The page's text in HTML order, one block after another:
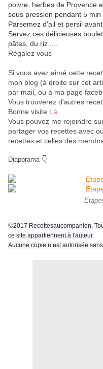
poivre, herbes de Provence
sous pression pendant 5 min
Parsemez d'ail et persil
Servez ces délicieuses
pâtes, du riz.....
Régalez vous
Si vous avez aimé cette
mon blog (à droite sur cet
par mail, ou à ma page
Vous trouverez d'autres
Bonne visite Là
Vous pouvez me rejoindre
partager vos recettes avec
recettes et celles des
Diaporama 👇
©2017 Recettesaucompanion.
ce site appartiennent à l'auteur.
Aucune copie n’est autorisée